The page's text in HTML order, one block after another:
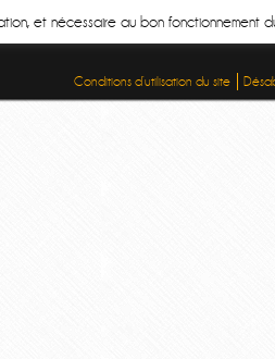
Conditions d’utilisation du site
et nécessaire au bon fonctionnement